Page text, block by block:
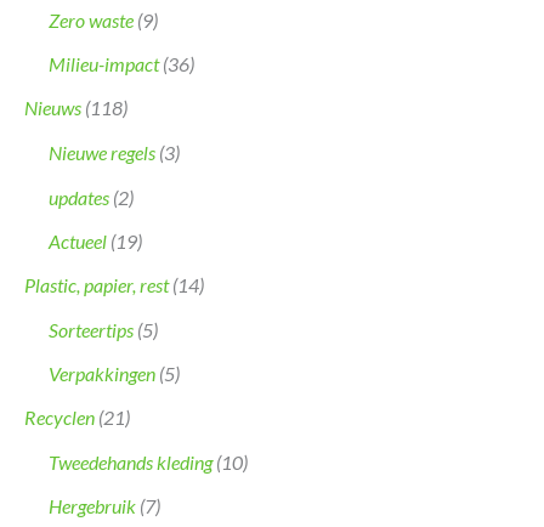
Zero waste (9)
Milieu-impact(36)
Nieuws (118)
Nieuwe regels (3)
updates (2)
Actueel (19)
Plastic, papier, rest(14)
Sorteertips (5)
Verpakkingen (5)
Recyclen (21)
Tweedehands kleding(10)
Hergebruik (7)